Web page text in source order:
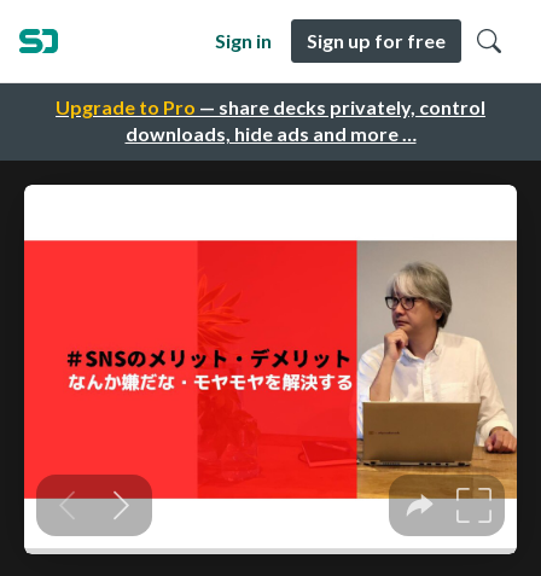
Upgrade to Pro — share decks privately, control
downloads, hide ads and more …
Sign in Sign up for free